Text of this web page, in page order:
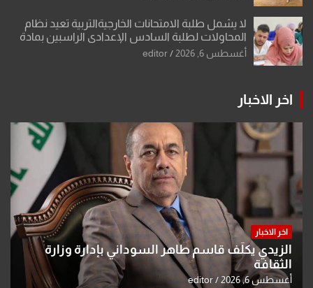
لا يشمل طلبة الامتحانات الخارجيةالتربية تعيد نظام
المحاولات لطلبة السادس الإعدادي الراسبين بمادة
أو مادتين
أغسطس 6, 2026 editor
اخر الاخبار
اخر الاخبار
الزيدي يكلّف قاسم طاهر السوداني بإدارة وزارة
الثقافة
أغسطس 6, 2026 editor